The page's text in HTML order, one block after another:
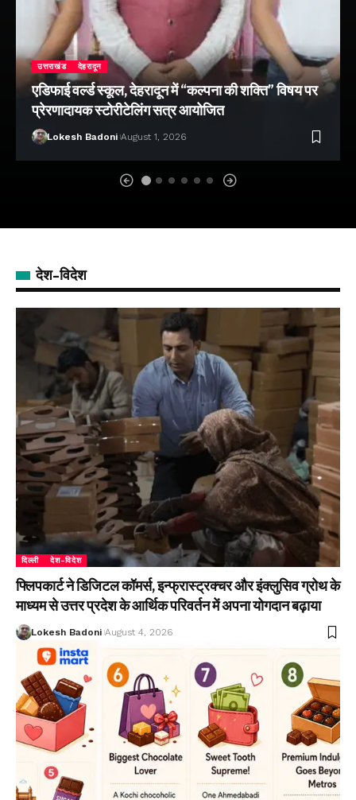
उत्तराखंड देहरादून
एडिफाई वर्ल्ड स्कूल, देहरादून में “कल्पना की शक्ति” विषय पर
प्रेरणादायक स्टोरीटेलिंग सत्र आयोजित
Lokesh Badoni August 1, 2026
देश-विदेश
दिल्ली देश-विदेश
फ्लिपकार्ट ने डिजिटल कॉमर्स, इन्फ्रास्ट्रक्चर और इंक्लुसिव ग्रोथ के
माध्यम से उत्तर प्रदेश के आर्थिक परिवर्तन में अपना योगदान बढ़ाया
Lokesh Badoni August 4, 2026